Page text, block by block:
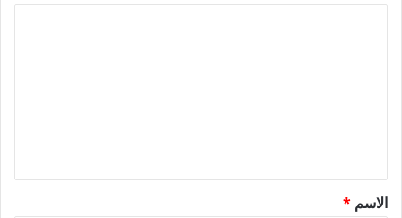
ق
*
الاسم *